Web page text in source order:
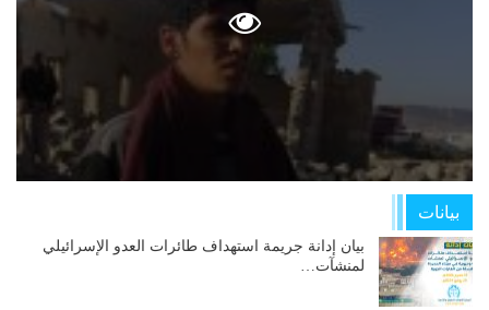
بيانات
بيان إدانة جريمة استهداف طائرات العدو الإسرائيلي
لمنشآت…